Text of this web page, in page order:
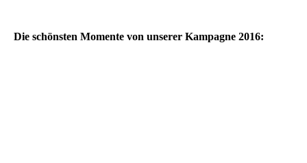
Die schönsten Momente von unserer Kampagne 2016: